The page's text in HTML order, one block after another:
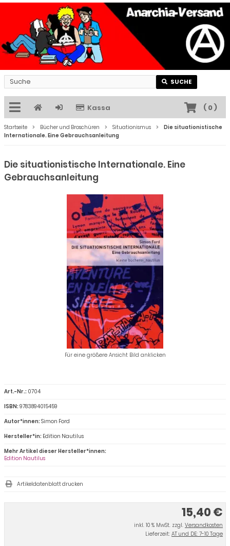
SUCHE
Kassa ( 0)
Startseite Bücher und Broschüren Situationismus
Die situationistische
Internationale. Eine Gebrauchsanleitung
Die situationistische Internationale. Eine
Gebrauchsanleitung
Für eine größere Ansicht Bild anklicken
15,40 €
inkl. 10 % MwSt. zzgl. Versandkosten
Lieferzeit: AT und DE: 7-10 Tage
Art.-Nr.: 0704
ISBN:9783894015459
Autor*innen:Simon Ford
Hersteller*in: Edition Nautilus
Mehr Artikel dieser Hersteller*innen:
Edition Nautilus
Artikeldatenblatt drucken